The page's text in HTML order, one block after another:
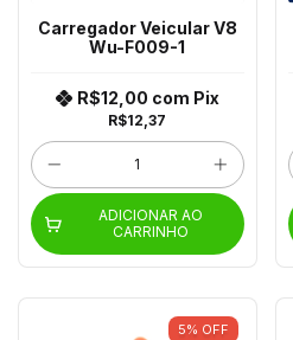
Carregador Veicular V8
Wu-F009-1
R$12,37
R$12,00 com Pix
ADICIONAR AO
CARRINHO
5% OFF